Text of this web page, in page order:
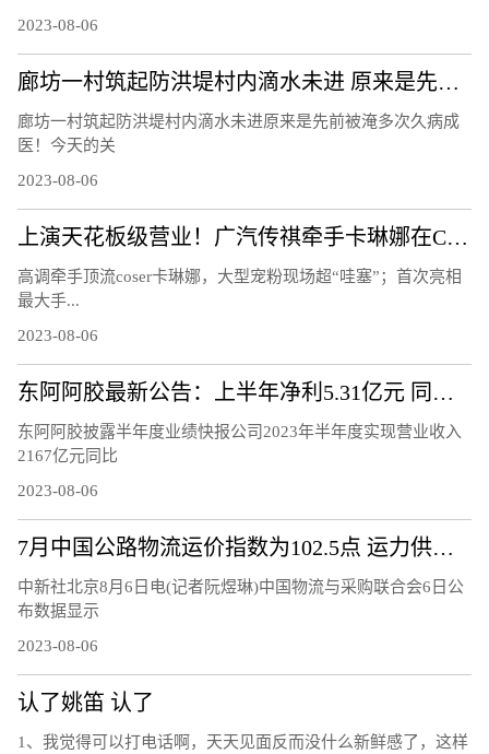
2023-08-06
廊坊一村筑起防洪堤村内滴水未进 原来是先前被淹多次久病成医！
廊坊一村筑起防洪堤村内滴水未进原来是先前被淹多次久病成
医！今天的关
2023-08-06
上演天花板级营业！广汽传祺牵手卡琳娜在ChinaJoy鲨疯了！
高调牵手顶流coser卡琳娜，大型宠粉现场超“哇塞”；首次亮相
最大手...
2023-08-06
东阿阿胶最新公告：上半年净利5.31亿元 同比增72.29%
东阿阿胶披露半年度业绩快报公司2023年半年度实现营业收入
2167亿元同比
2023-08-06
7月中国公路物流运价指数为102.5点 运力供给呈现较充足态势
中新社北京8月6日电(记者阮煜琳)中国物流与采购联合会6日公
布数据显示
2023-08-06
认了姚笛 认了
1、我觉得可以打电话啊，天天见面反而没什么新鲜感了，这样